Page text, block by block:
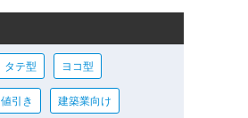
タテ型 ヨコ型
値引き 建築業向け